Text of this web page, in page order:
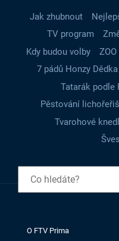
Jak zhubnout
TV program
Kdy budou volby
7 pádů Honzy Dědka
Tatarák podle
Pěstování
Tvarohové
O FTV Prima